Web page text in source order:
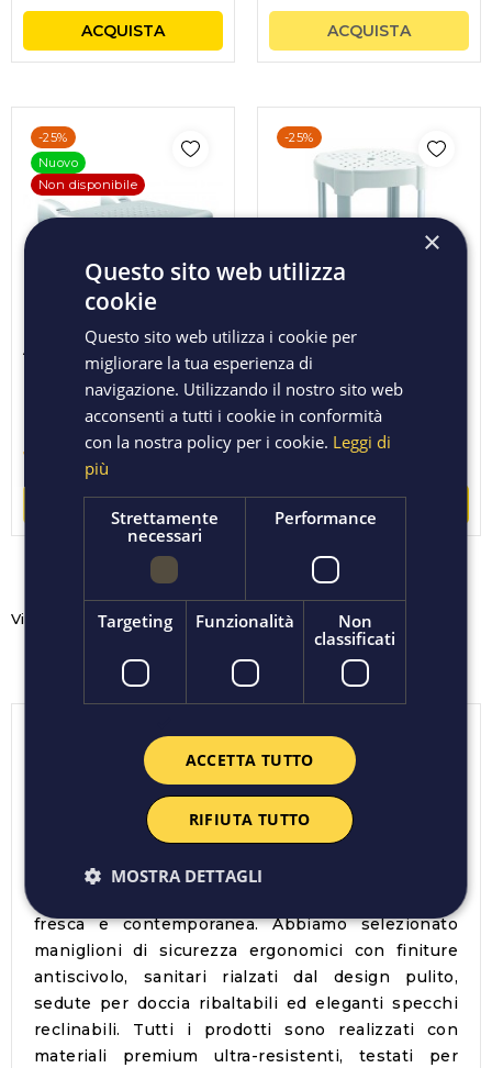
price
ACQUISTA
price
ACQUISTA
-25%
Nuovo
Non disponibile
ACCESSORI PER
DISABILI SEDILE
RIBALTABILE DA MURO
BIANCO CM 42X51
134,62 €
Regular
179,50 €
ACQUISTA
-25%
ACCESSORI PER
DISABILI SGABELLO DA
BAGNO BIANCO
46,05 € Regular
61,40 €
ACQUISTA
Visualizzati 1-4 su 4 articoli
Noi crediamo che la sicurezza non debba
scendere a compromessi con lo stile. La
sottocategoriaaccessori per disabili
proprio per abbattere le barriere architettoniche
all'interno della stanza da bagno, garantendo il
massimo dell'autonomia a anziani e persone con
fresca e contemporanea. Abbiamo selezionato
maniglioni di sicurezza ergonomici con finiture
antiscivolo, sanitari rialzati dal design pulito,
sedute per doccia ribaltabili ed eleganti specchi
reclinabili. Tutti i prodotti sono realizzati con
materiali premium ultra-resistenti, testati per
×
Questo sito web utilizza
cookie
Questo sito web utilizza i cookie per
migliorare la tua esperienza di
navigazione. Utilizzando il nostro sito web
acconsenti a tutti i cookie in conformità
con la nostra policy per i cookie. Leggi di
più
Strettamente
necessari
Performance
Targeting Funzionalità
Non
classificati
ACCETTA TUTTO
RIFIUTA TUTTO
MOSTRA DETTAGLI